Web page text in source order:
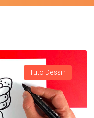
Tuto Dessin